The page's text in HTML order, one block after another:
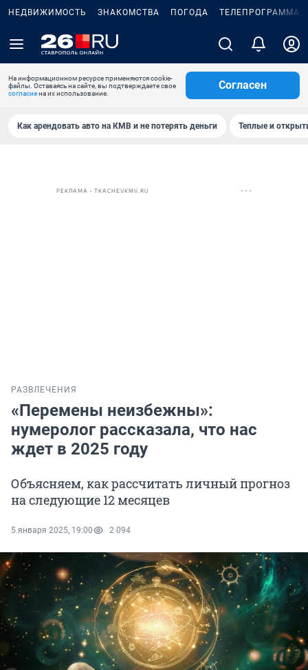
НЕДВИЖИМОСТЬ ЗНАКОМСТВА ПОГОДА ТЕЛЕПРОГРАММА
На информационном ресурсе применяются cookie-
файлы. Оставаясь на сайте, вы подтверждаете свое
согласиена их использование.
Согласен
Как арендовать авто на КМВ и не потерять деньги Теплые и
РЕКЛАМА • TKACHEVKMV.RU
РАЗВЛЕЧЕНИЯ
«Перемены неизбежны»:
нумеролог рассказала, что нас
ждет в 2025 году
Объясняем, как рассчитать личный прогноз
на следующие 12 месяцев
5 января 2025, 19:00 2 094